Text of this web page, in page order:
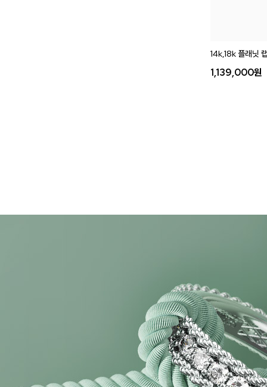
14k,18k 플래닛
1,139,000원